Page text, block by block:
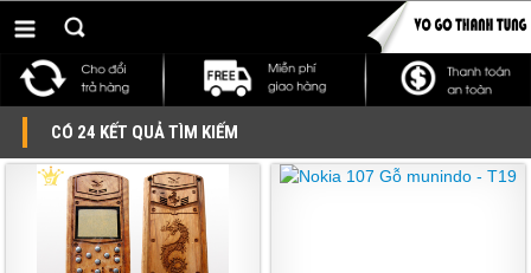
CÓ 24 KẾT QUẢ TÌM KIẾM